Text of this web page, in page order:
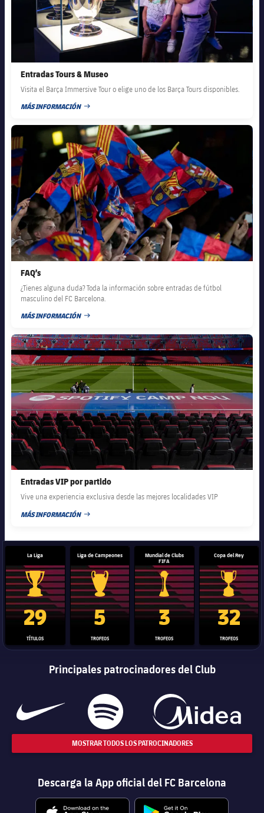
Entradas Tours & Museo
Visita el Barça Immersive Tour o elige uno de los Barça Tours disponibles.
MÁS INFORMACIÓN
FECHA DE PUBLICACIÓN
FC Barcelona club badge
FAQ’s
¿Tienes alguna duda? Toda la información sobre entradas de fútbol
masculino del FC Barcelona.
MÁS INFORMACIÓN
FECHA DE PUBLICACIÓN
FC Barcelona club badge
Entradas VIP por partido
Vive una experiencia exclusiva desde las mejores localidades VIP
MÁS INFORMACIÓN
FECHA DE PUBLICACIÓN
La Liga
Trofeo de La Liga
29
TÍTULOS
Liga de Campeones
Trofeo de la Liga de Campeones
5
TROFEOS
Mundial de Clubs
FIFA
Trofeo del Mundial de
3
TROFEOS
Copa del Rey
Copa del
32
TROFEOS
Principales patrocinadores del Club
MOSTRAR TODOS LOS PATROCINADORES
Descarga la App oficial del FC Barcelona